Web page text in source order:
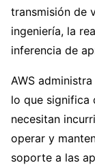
transmisión de
ingeniería, la
inferencia de
AWS
lo que significa
necesitan
operar y
soporte a las